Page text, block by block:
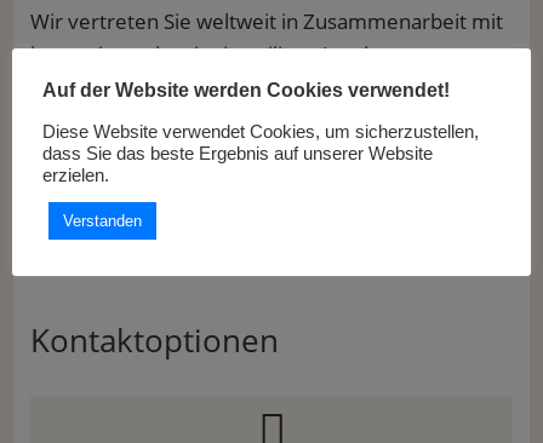
Wir vertreten Sie weltweit in Zusammenarbeit mit
kooperierenden, im jeweiligen Land
niedergelassenen Berufsträgern. Weitere
Expertise erhalten wir über den Austausch mit
bekannten Spezialisten und Professoren der
jeweiligen Themenbereiche. Dabei steht stets die
effektivste Strategie zur Wahrung Ihrer Interessen
Kontaktoptionen

Auf der Website werden Cookies verwendet!
Diese Website verwendet Cookies, um sicherzustellen,
dass Sie das beste Ergebnis auf unserer Website
erzielen.
Verstanden